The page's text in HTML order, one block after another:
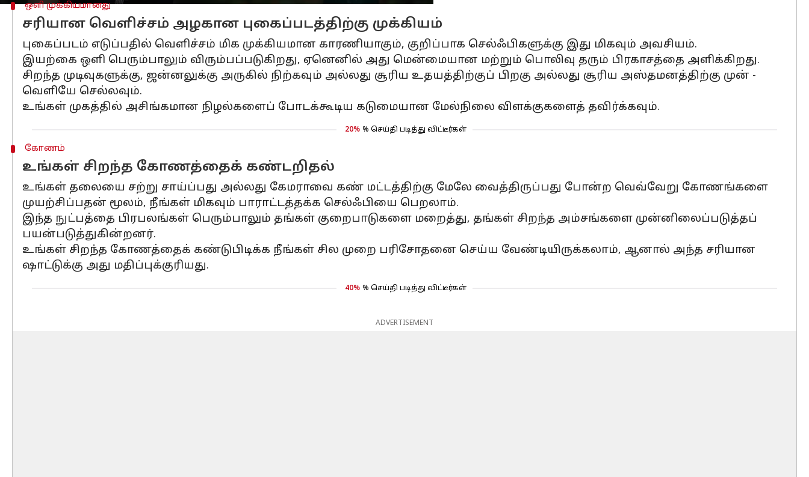
ஒளி முக்கியமானது
சரியான வெளிச்சம் அழகான புகைப்படத்திற்கு முக்கியம்
புகைப்படம் எடுப்பதில் வெளிச்சம் மிக முக்கியமான காரணியாகும், குறிப்பாக செல்ஃபிகளுக்கு இது மிகவும் அவசியம்.
இயற்கை ஒளி பெரும்பாலும் விரும்பப்படுகிறது, ஏனெனில் அது மென்மையான மற்றும் பொலிவு தரும் பிரகாசத்தை அளிக்கிறது.
சிறந்த முடிவுகளுக்கு, ஜன்னலுக்கு அருகில் நிற்கவும் அல்லது சூரிய உதயத்திற்குப் பிறகு அல்லது சூரிய அஸ்தமனத்திற்கு முன் -
வெளியே செல்லவும்.
உங்கள் முகத்தில் அசிங்கமான நிழல்களைப் போடக்கூடிய கடுமையான மேல்நிலை விளக்குகளைத் தவிர்க்கவும்.
20% % செய்தி படித்து விட்டீர்கள்
கோணம்
உங்கள் சிறந்த கோணத்தைக் கண்டறிதல்
உங்கள் தலையை சற்று சாய்ப்பது அல்லது கேமராவை கண் மட்டத்திற்கு மேலே வைத்திருப்பது போன்ற வெவ்வேறு கோணங்களை
முயற்சிப்பதன் மூலம், நீங்கள் மிகவும் பாராட்டத்தக்க செல்ஃபியை பெறலாம்.
இந்த நுட்பத்தை பிரபலங்கள் பெரும்பாலும் தங்கள் குறைபாடுகளை மறைத்து, தங்கள் சிறந்த அம்சங்களை முன்னிலைப்படுத்தப்
பயன்படுத்துகின்றனர்.
உங்கள் சிறந்த கோணத்தைக் கண்டுபிடிக்க நீங்கள் சில முறை பரிசோதனை செய்ய வேண்டியிருக்கலாம், ஆனால் அந்த சரியான
ஷாட்டுக்கு அது மதிப்புக்குரியது.
40% % செய்தி படித்து விட்டீர்கள்
ADVERTISEMENT